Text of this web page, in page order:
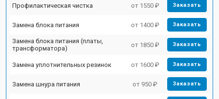
Профилактическая чистка от 1550 ₽ Заказать
Замена блока питания от 1400 ₽ Заказать
Замена блока питания (платы,
трансформатора)
от 1850 ₽ Заказать
Замена уплотнительных резинок от 1600 ₽ Заказать
Замена шнура питания от 950 ₽ Заказать